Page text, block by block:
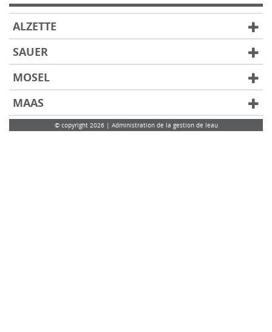
ALZETTE
SAUER
MOSEL
MAAS
© copyright 2026 | Administration de la gestion de leau